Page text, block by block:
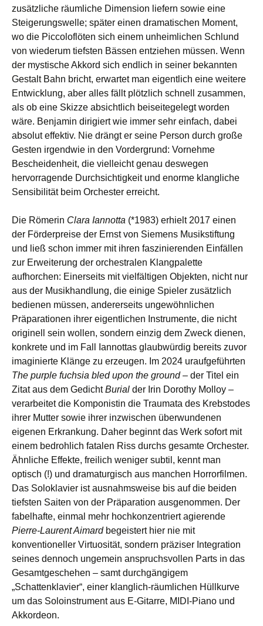
zusätzliche räumliche Dimension liefern sowie eine
Steigerungswelle; später einen dramatischen Moment,
wo die Piccoloflöten sich einem unheimlichen Schlund
von wiederum tiefsten Bässen entziehen müssen. Wenn
der mystische Akkord sich endlich in seiner bekannten
Gestalt Bahn bricht, erwartet man eigentlich eine weitere
Entwicklung, aber alles fällt plötzlich schnell zusammen,
als ob eine Skizze absichtlich beiseitegelegt worden
wäre. Benjamin dirigiert wie immer sehr einfach, dabei
absolut effektiv. Nie drängt er seine Person durch große
Gesten irgendwie in den Vordergrund: Vornehme
Bescheidenheit, die vielleicht genau deswegen
hervorragende Durchsichtigkeit und enorme klangliche
Sensibilität beim Orchester erreicht.
Die Römerin Clara Iannotta (*1983) erhielt 2017 einen
der Förderpreise der Ernst von Siemens Musikstiftung
und ließ schon immer mit ihren faszinierenden Einfällen
zur Erweiterung der orchestralen Klangpalette
aufhorchen: Einerseits mit vielfältigen Objekten, nicht nur
aus der Musikhandlung, die einige Spieler zusätzlich
bedienen müssen, andererseits ungewöhnlichen
Präparationen ihrer eigentlichen Instrumente, die nicht
originell sein wollen, sondern einzig dem Zweck dienen,
konkrete und im Fall Iannottas glaubwürdig bereits zuvor
imaginierte Klänge zu erzeugen. Im 2024 uraufgeführten
The purple fuchsia bled upon the ground– der Titel ein
Zitat aus dem GedichtBurial der Irin Dorothy Molloy –
verarbeitet die Komponistin die Traumata des Krebstodes
ihrer Mutter sowie ihrer inzwischen überwundenen
eigenen Erkrankung. Daher beginnt das Werk sofort mit
einem bedrohlich fatalen Riss durchs gesamte Orchester.
Ähnliche Effekte, freilich weniger subtil, kennt man
optisch (!) und dramaturgisch aus manchen Horrorfilmen.
Das Soloklavier ist ausnahmsweise bis auf die beiden
tiefsten Saiten von der Präparation ausgenommen. Der
fabelhafte, einmal mehr hochkonzentriert agierende
Pierre-Laurent Aimard begeistert hier nie mit
konventioneller Virtuosität, sondern präziser Integration
seines dennoch ungemein anspruchsvollen Parts in das
Gesamtgeschehen – samt durchgängigem
„Schattenklavier“, einer klanglich-räumlichen Hüllkurve
um das Soloinstrument aus E-Gitarre, MIDI-Piano und
Akkordeon.